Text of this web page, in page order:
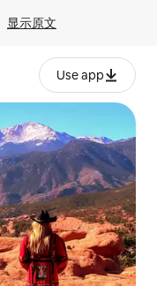
显示原文
Use app